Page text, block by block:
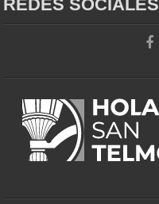
REDES SOCIALES